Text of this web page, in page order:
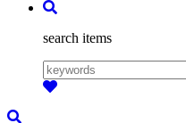
search items